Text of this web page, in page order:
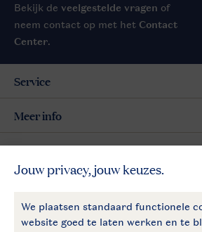
Bekijk de veelgestelde vragen of
neem contact op met het Contact
Center.
Follow Us
Service
Meer info
Meer Landal